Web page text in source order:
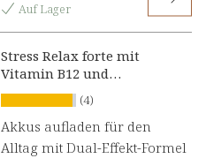
Auf Lager
Stress Relax forte mit
Vitamin B12 und
Ashwagandha Konzentrat
(4)
Akkus aufladen für den
Alltag mit Dual-Effekt-Formel